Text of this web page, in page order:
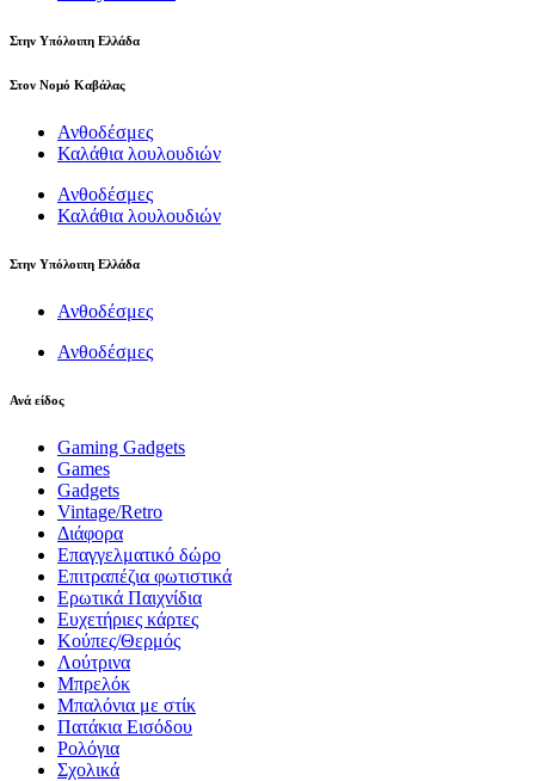
Στην Υπόλοιπη Ελλάδα
Στον Νομό Καβάλας
Ανθοδέσμες
Καλάθια λουλουδιών
Ανθοδέσμες
Καλάθια λουλουδιών
Στην Υπόλοιπη Ελλάδα
Ανθοδέσμες
Ανθοδέσμες
Ανά είδος
Gaming Gadgets
Games
Gadgets
Vintage/Retro
Διάφορα
Επαγγελματικό δώρο
Επιτραπέζια φωτιστικά
Ερωτικά Παιχνίδια
Ευχετήριες κάρτες
Κούπες/Θερμός
Λούτρινα
Μπρελόκ
Μπαλόνια με στίκ
Πατάκια Εισόδου
Ρολόγια
Σχολικά